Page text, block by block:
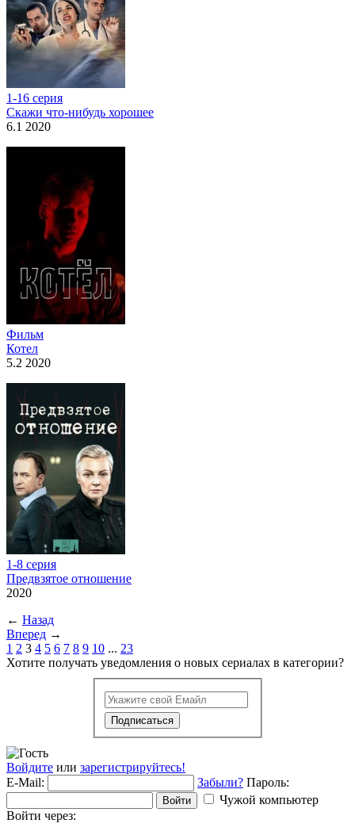
1-16 серия
Скажи что-нибудь хорошее
6.1 2020
Фильм
Котел
5.2 2020
1-8 серия
Предвзятое отношение
2020
← Назад
Вперед →
1 2 3 4 5 6 7 8 9 10 ... 23
Хотите получать уведомления о новых сериалах в категории?
Подписаться
Войдите или зарегистрируйтесь!
E-Mail:
Забыли? Пароль:
Войти
Чужой компьютер
Войти через: